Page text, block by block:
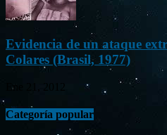
Evidencia de un ataque
Colares (Brasil, 1977)
Ene 21, 2012
Categoría popular